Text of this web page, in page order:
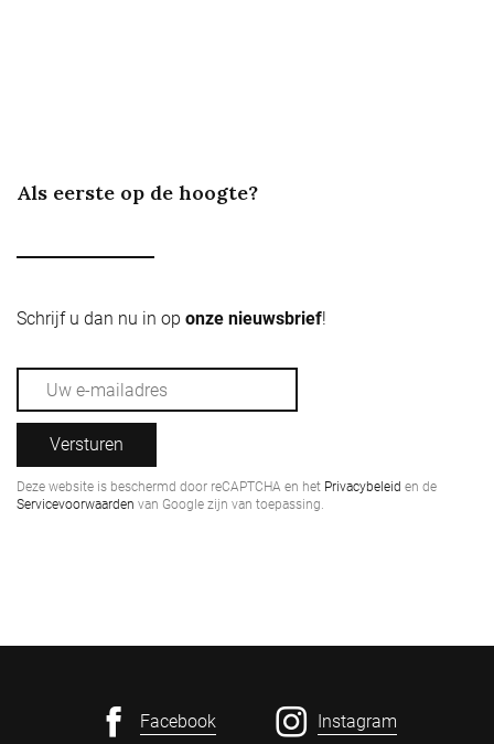
Als eerste op de hoogte?
Schrijf u dan nu in op onze nieuwsbrief!
Versturen
Deze website is beschermd door reCAPTCHA en het Privacybeleid en de
Servicevoorwaarden van Google zijn van toepassing.
Facebook Instagram